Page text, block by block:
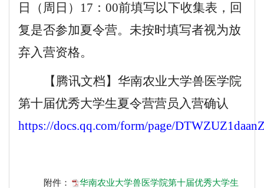
日（ 周日 ） 17：00前填写以下收集表，回
复是否参加夏令营。未按时填写者视为放
弃入营资格。
【腾讯文档】华南农业大学兽医学院
第十届优秀大学生夏令营营员入营确认
https://docs.qq.com/form/page/
附件： 华南农业大学兽医学院第十届优秀大学生